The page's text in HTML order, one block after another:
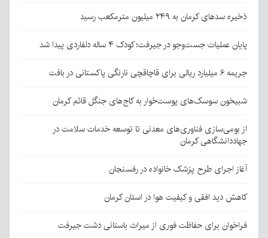
ذخیره سدهای کرمان به ۲۴۹ میلیون مترمکعب رسید
پایان عملیات جست‌وجو در جیرفت؛ کودک ۴ ساله دلفاردی پیدا شد
جریمه ۶ میلیارد ریالی برای قاچاقچی نارنگی پاکستانی در بافت
شبیخون سوسک‌های پوست‌خوار به کاج‌های جنگل قائم کرمان
از بومی‌سازی فناوری‌های معدنی تا توسعه خدمات سلامت در
جهاددانشگاهی کرمان
آغاز اجرای طرح پزشک خانواده در رفسنجان
کاهش دید افقی و کیفیت هوا در استان کرمان
فراخوان برای حفاظت فوری از میراث باستانی دشت جیرفت